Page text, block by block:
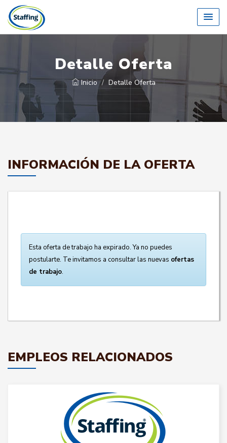
Detalle Oferta
Inicio Detalle Oferta
INFORMACIÓN DE LA OFERTA
Esta oferta de trabajo ha expirado. Ya no puedes
postularte. Te invitamos a consultar las nuevas ofertas
de trabajo.
EMPLEOS RELACIONADOS